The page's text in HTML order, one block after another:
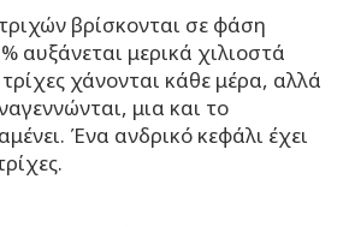
βρίσκονται σε φάση
αυξάνεται μερικά χιλιοστά
χάνονται κάθε μέρα, αλλά
μια και το
Ένα ανδρικό κεφάλι έχει